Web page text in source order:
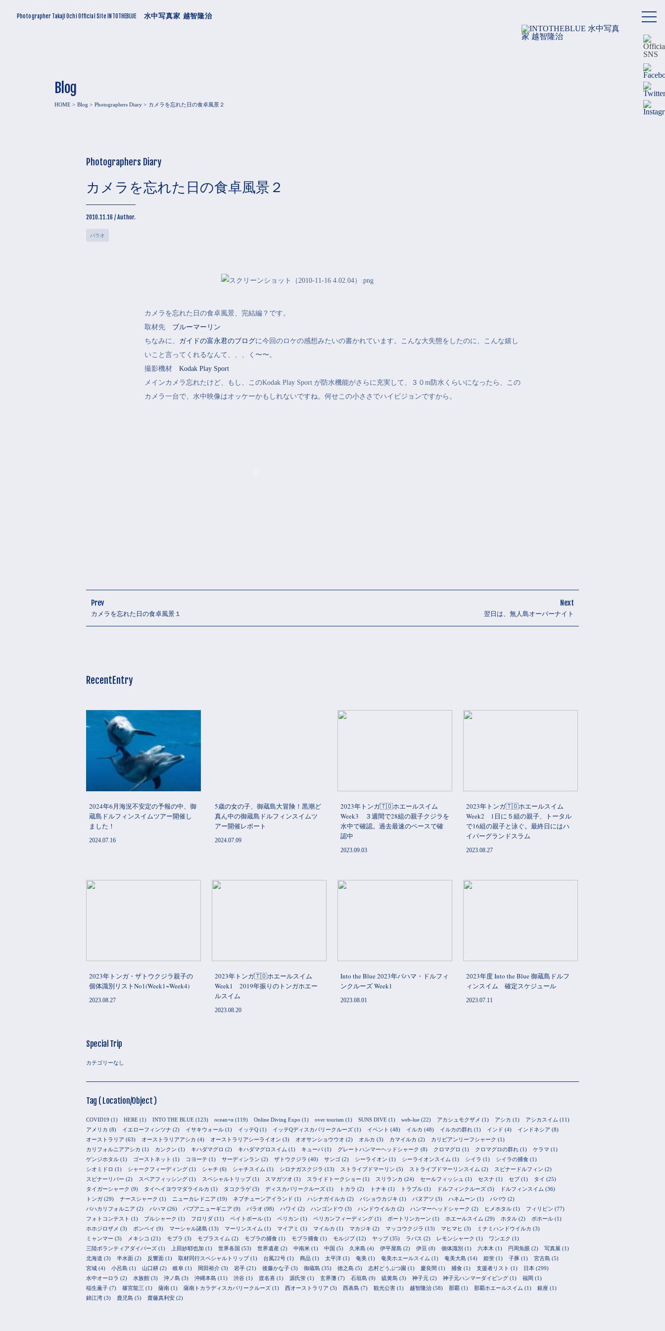
メ
ュ
ー
Photographer Takaji Ochi Official Site INTOTHEBLUE 水中写真家 越智隆治
Blog
HOME Blog Photographers Diary カメラを忘れた日の食卓風景２
Photographers Diary
カメラを忘れた日の食卓風景２
2010.11.16 / Author.
パラオ
カメラを忘れた日の食卓風景、完結編？です。
取材先 ブルーマーリン
ちなみに、 ガイドの富永君のブログに今回のロケの感想みたいの書かれています。こんな大失態をしたのに、こんな嬉し
いこと言ってくれるなんて、、、く〜〜。
撮影機材 Kodak Play Sport
メインカメラ忘れたけど、もし、このKodak Play Sport が防水機能がさらに充実して、３０m防水くらいになったら、この
カメラ一台で、水中映像はオッケーかもしれないですね。何せこの小ささでハイビジョンですから。
Prev
カメラを忘れた日の食卓風景１
Next
翌日は、無人島オーバーナイト
RecentEntry
2024年6月海況不安定の予報の中、御
蔵島ドルフィンスイムツアー開催し
ました！
2024.07.16
5歳の女の子、御蔵島大冒険！黒潮ど
真ん中の御蔵島ドルフィンスイムツ
アー開催レポート
2024.07.09
2023年トンガ🇹🇴ホエールスイム
Week3 ３週間で28組の親子クジラを
水中で確認。過去最速のペースで確
認中
2023.09.03
2023年トンガ🇹🇴ホエールスイム
Week2 1日に５組の親子、トータル
で16組の親子と泳ぐ。最終日にはハ
イパーグランドスラム
2023.08.27
2023年トンガ・ザトウクジラ親子の
個体識別リストNo1(Week1~Week4)
2023.08.27
2023年トンガ🇹🇴ホエールスイム
Week1 2019年振りのトンガホエー
ルスイム
2023.08.20
Into the Blue 2023年バハマ・ドルフィ
ンクルーズ Week1
2023.08.01
2023年度 Into the Blue 御蔵島ドルフ
ィンスイム 確定スケジュール
2023.07.11
Special Trip
カテゴリーなし
Tag ( Location/Object )
COVID19 (1) HERE (1) INTO THE BLUE (123) ocean+α (119) Online Diving Expo (1) over tourism (1) SUNS DIVE (1) web-lue (22) アカシュモクザメ (1) アシカ (1) アシカスイム (11)
アメリカ (8) イエローフィンツナ (2) イサキウォール (1) イッテQ (1) イッテQディスカバリークルーズ (1) イベント (48) イルカ (48) イルカの群れ (1) インド (4) インドネシア (8)
オーストラリア (63) オーストラリアアシカ (4) オーストラリアシーライオン (3) オオサンショウウオ (2) オルカ (3) カマイルカ (2) カリビアンリーフシャーク (1)
カリフォルニアアシカ (1) カンクン (1) キハダマグロ (2) キハダマグロスイム (1) キューバ (1) グレートハンマーヘッドシャーク (8) クロマグロ (1) クロマグロの群れ (1) ケラマ (1)
ゲンジホタル (1) ゴーストネット (1) コヨーテ (1) サーディンラン (2) ザトウクジラ (40) サンゴ (2) シーライオン (1) シーライオンスイム (1) シイラ (1) シイラの捕食 (1)
シオミドロ (1) シャークフィーディング (1) シャチ (6) シャチスイム (1) シロナガスクジラ (13) ストライプドマーリン (5) ストライプドマーリンスイム (2) スピナードルフィン (2)
スピナーリバー (2) スペアフィッシング (1) スペシャルトリップ(1) スマガツオ (1) スライドトークショー (1) スリランカ (24) セールフィッシュ (1) セスナ (1) セブ (1) タイ (25)
タイガーシャーク (9) タイヘイヨウマダライルカ (1) タコクラゲ(3) ディスカバリークルーズ (1) トカラ (2) トナキ (1) トラブル (1) ドルフィンクルーズ (5) ドルフィンスイム (36)
トンガ (29) ナースシャーク (1) ニューカレドニア (19) ネプチューンアイランド (1) ハシナガイルカ (2) バショウカジキ (1) バヌアツ (3) ハネムーン (1) ババウ (2)
バハカリフォルニア (2) バハマ (26) パプアニューギニア (9) パラオ (98) ハワイ (2) ハンゴンドウ (3) ハンドウイルカ (2) ハンマーヘッドシャーク (2) ヒメホタル (1) フィリピン (77)
フォトコンテスト (1) ブルシャーク (1) フロリダ (11) ベイトボール (1) ペリカン (1) ペリカンフィーディング (1) ポートリンカーン (1) ホエールスイム (29) ホタル (2) ボホール (1)
ホホジロザメ (3) ポンペイ (9) マーシャル諸島 (13) マーリンスイム (1) マイアミ (1) マイルカ (1) マカジキ (2) マッコウクジラ (13) マヒマヒ (3) ミナミハンドウイルカ (3)
ミャンマー (3) メキシコ (21) モブラ (3) モブラスイム (2) モブラの捕食 (1) モブラ捕食 (1) モルジブ (12) ヤップ(35) ラパス (2) レモンシャーク (1) ワンエク (1)
三陸ボランティアダイバーズ (1) 上田紗耶也加 (1) 世界各国 (53) 世界遺産 (2) 中南米 (1) 中国 (5) 久米島 (4) 伊平屋島 (2) 伊豆 (8) 個体識別 (1) 六本木 (1) 円周魚眼 (2) 写真展 (1)
北海道 (3) 半水面 (2) 反響面 (1) 取材同行スペシャルトリップ(1) 台風22号 (1) 商品 (1) 太平洋 (1) 奄美 (1) 奄美ホエールスイム (1) 奄美大島 (14) 姫蛍 (1) 子豚 (1) 宮古島 (5)
宮城 (4) 小呂島 (1) 山口耕 (2) 岐阜 (1) 岡田裕介 (3) 岩手 (21) 後藤かな子 (3) 御蔵島 (35) 徳之島 (5) 志村どうぶつ園 (1) 慶良間 (1) 捕食 (1) 支援者リスト (1) 日本 (299)
水中オーロラ (2) 水族館 (3) 沖ノ島 (3) 沖縄本島 (11) 渋谷 (1) 渡名喜 (1) 源氏蛍 (1) 玄界灘 (7) 石垣島 (9) 硫黄島 (3) 神子元 (2) 神子元ハンマーダイビング (1) 福岡 (1)
稲生薫子 (7) 篠宮龍三 (1) 薩南 (1) 薩南トカラディスカバリークルーズ (1) 西オーストラリア (3) 西表島 (7) 観光公害 (1) 越智隆治 (58) 那覇 (1) 那覇ホエールスイム (1) 銀座 (1)
錦江湾 (3) 鹿児島 (5) 齋藤真利安 (2)